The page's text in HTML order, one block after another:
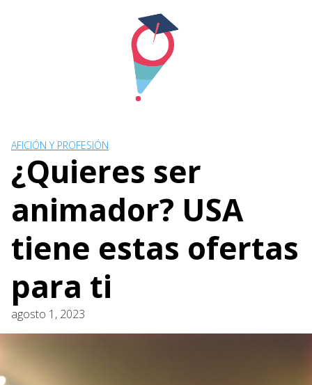
AFICIÓN Y PROFESIÓN
¿Quieres ser
animador? USA
tiene estas ofertas
para ti
agosto 1, 2023